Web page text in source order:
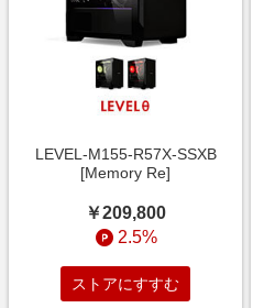
LEVEL-M155-R57X-SSXB
[Memory Re]
￥209,800
2.5%
ストアにすすむ